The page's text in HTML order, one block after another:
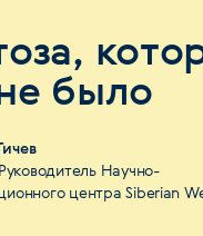
было
Научно-
центра Siberian